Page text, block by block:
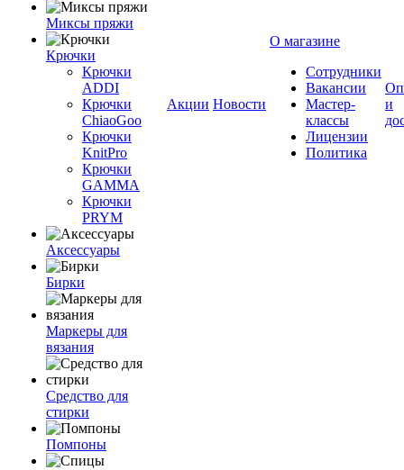
Миксы пряжи
Крючки
Крючки
ADDI
Крючки
ChiaoGoo
Крючки
KnitPro
Крючки
GAMMA
Крючки
PRYM
Аксессуары
Бирки
Маркеры для
вязания
Средство для
стирки
Помпоны
Акции Новости
О магазине
Сотрудники
Вакансии
Мастер-
классы
Лицензии
Политика
и